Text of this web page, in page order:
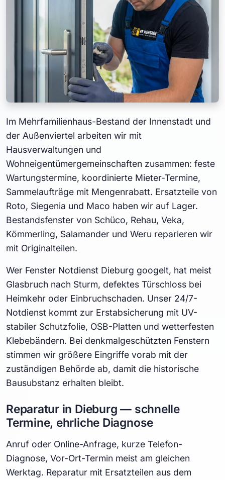
Im Mehrfamilienhaus-Bestand der Innenstadt und
der Außenviertel arbeiten wir mit
Hausverwaltungen und
Wohneigentümergemeinschaften zusammen: feste
Wartungstermine, koordinierte Mieter-Termine,
Sammelaufträge mit Mengenrabatt. Ersatzteile von
Roto, Siegenia und Maco haben wir auf Lager.
Bestandsfenster von Schüco, Rehau, Veka,
Kömmerling, Salamander und Weru reparieren wir
mit Originalteilen.
Wer Fenster Notdienst Dieburg googelt, hat meist
Glasbruch nach Sturm, defektes Türschloss bei
Heimkehr oder Einbruchschaden. Unser 24/7-
Notdienst kommt zur Erstabsicherung mit UV-
stabiler Schutzfolie, OSB-Platten und wetterfesten
Klebebändern. Bei denkmalgeschützten Fenstern
stimmen wir größere Eingriffe vorab mit der
zuständigen Behörde ab, damit die historische
Bausubstanz erhalten bleibt.
Reparatur in Dieburg — schnelle
Termine, ehrliche Diagnose
Anruf oder Online-Anfrage, kurze Telefon-
Diagnose, Vor-Ort-Termin meist am gleichen
Werktag. Reparatur mit Ersatzteilen aus dem